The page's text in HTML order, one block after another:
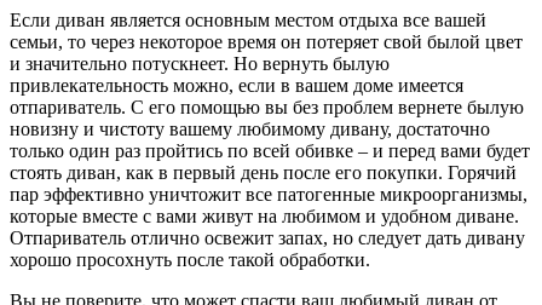
Если диван является основным местом отдыха все вашей
семьи, то через некоторое время он потеряет свой былой цвет
и значительно потускнеет. Но вернуть былую
привлекательность можно, если в вашем доме имеется
отпариватель. С его помощью вы без проблем вернете былую
новизну и чистоту вашему любимому дивану, достаточно
только один раз пройтись по всей обивке – и перед вами будет
стоять диван, как в первый день после его покупки. Горячий
пар эффективно уничтожит все патогенные микроорганизмы,
которые вместе с вами живут на любимом и удобном диване.
Отпариватель отлично освежит запах, но следует дать дивану
хорошо просохнуть после такой обработки.
Вы не поверите, что может спасти ваш любимый диван от